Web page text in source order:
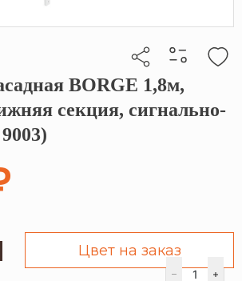
прямую ссылку
BORGE 1,8м,
секция, сигнально-
Цвет на заказ